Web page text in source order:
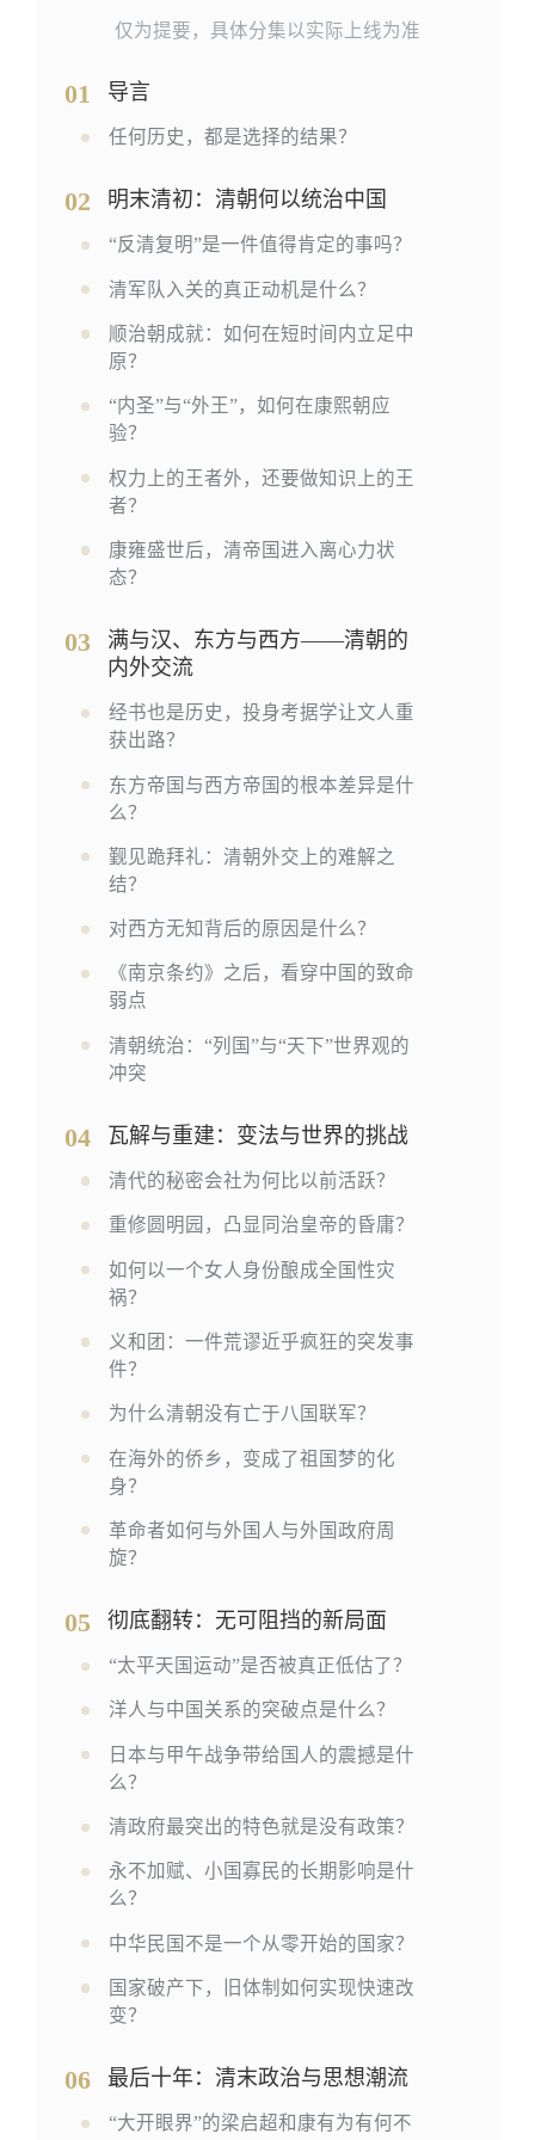
仅为提要，具体分集以实际上线为准
01 导言
任何历史，都是选择的结果？
02 明末清初：清朝何以统治中国
“反清复明”是一件值得肯定的事吗？
清军队入关的真正动机是什么？
顺治朝成就：如何在短时间内立足中
原？
“内圣”与“外王”，如何在康熙朝应
验？
权力上的王者外，还要做知识上的王
者？
康雍盛世后，清帝国进入离心力状
态？
03
满与汉、东方与西方——清朝的
内外交流
经书也是历史，投身考据学让文人重
获出路？
东方帝国与西方帝国的根本差异是什
么？
觐见跪拜礼：清朝外交上的难解之
结？
对西方无知背后的原因是什么？
《南京条约》之后，看穿中国的致命
弱点
清朝统治：“列国”与“天下”世界观的
冲突
04 瓦解与重建：变法与世界的挑战
清代的秘密会社为何比以前活跃？
重修圆明园，凸显同治皇帝的昏庸？
如何以一个女人身份酿成全国性灾
祸？
义和团：一件荒谬近乎疯狂的突发事
件？
为什么清朝没有亡于八国联军？
在海外的侨乡，变成了祖国梦的化
身？
革命者如何与外国人与外国政府周
旋？
05 彻底翻转：无可阻挡的新局面
“太平天国运动”是否被真正低估了？
洋人与中国关系的突破点是什么？
日本与甲午战争带给国人的震撼是什
么？
清政府最突出的特色就是没有政策？
永不加赋、小国寡民的长期影响是什
么？
中华民国不是一个从零开始的国家？
国家破产下，旧体制如何实现快速改
变？
06 最后十年：清末政治与思想潮流
“大开眼界”的梁启超和康有为有何不